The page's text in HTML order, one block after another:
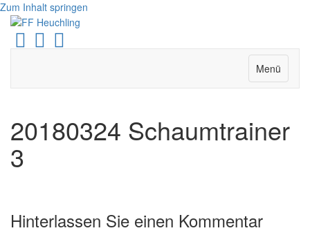
Zum Inhalt springen
FacebookYoutubeInstagram
Menü
20180324 Schaumtrainer
3
Hinterlassen Sie einen Kommentar